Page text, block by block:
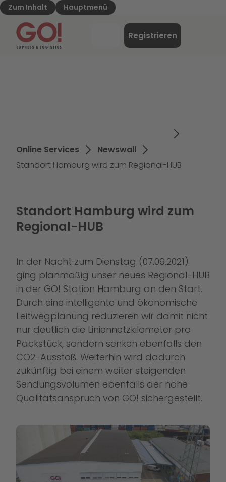
Zum Inhalt Hauptmenü
GO! Express & Logistics - Zur Starteite
Registrieren
Online Services
Newswall
Standort Hamburg wird zum Regional-HUB
Standort Hamburg wird zum
Regional-HUB
In der Nacht zum Dienstag (07.09.2021)
ging planmäßig unser neues Regional-HUB
in der GO! Station Hamburg an den Start.
Durch eine intelligente und ökonomische
Leitwegplanung reduzieren wir damit nicht
nur deutlich die Liniennetzkilometer pro
Packstück, sondern senken ebenfalls den
CO2-Ausstoß. Weiterhin wird dadurch
zukünftig bei einem weiter steigenden
Sendungsvolumen ebenfalls der hohe
Qualitätsanspruch von GO! sichergestellt.